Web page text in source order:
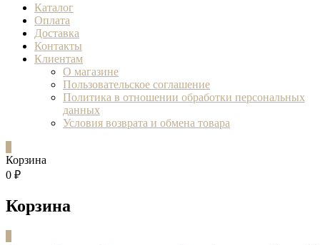
Каталог
Оплата
Доставка
Контакты
Клиентам
О магазине
Пользовательское соглашение
Политика в отношении обработки персональных
данных
Условия возврата и обмена товара
Корзина
0 ₽
Корзина